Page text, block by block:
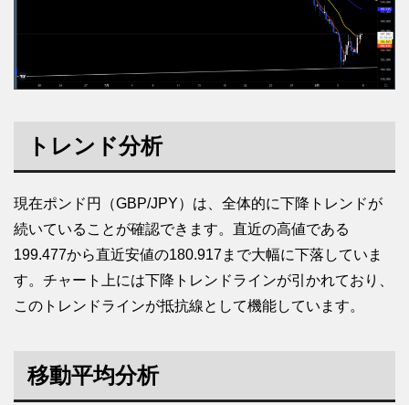
トレンド分析
現在ポンド円（GBP/JPY）は、全体的に下降トレンドが
続いていることが確認できます。直近の高値である
199.477から直近安値の180.917まで大幅に下落していま
す。チャート上には下降トレンドラインが引かれており、
このトレンドラインが抵抗線として機能しています。
移動平均分析